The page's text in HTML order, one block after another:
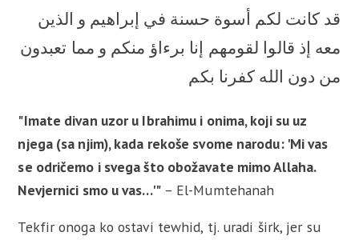
قد كانت لكم أسوة حسنة في إبراهيم و الذين
معه إذ قالوا لقومهم إنا برءاؤ منكم و مما تعبدون
من دون الله كفرنا بكم
"Imate divan uzor u Ibrahimu i onima, koji su uz
njega (sa njim), kada rekoše svome narodu: 'Mi vas
se odričemo i svega što obožavate mimo Allaha.
Nevjernici smo u vas…'"– El-Mumtehanah
Tekfir onoga ko ostavi tewhid, tj. uradi širk, jer su